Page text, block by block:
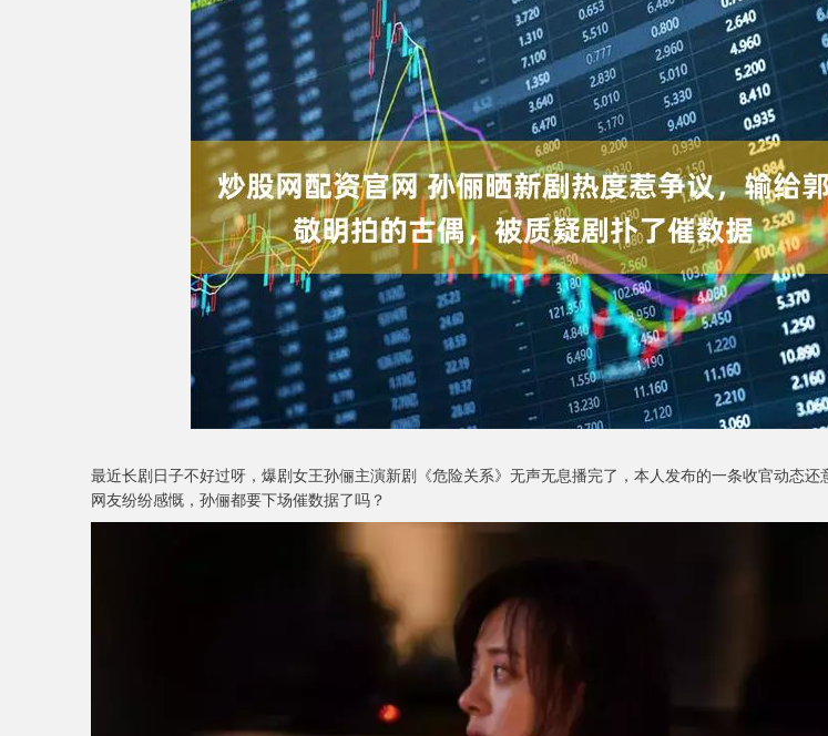
最近长剧日子不好过呀，爆剧女王孙俪主演新剧《危险关系》无声无息播完了，本人发布的一条收官动态还
网友纷纷感慨，孙俪都要下场催数据了吗？
深证成指 14311.01 200.89 1.42% 沪深300 4694.44